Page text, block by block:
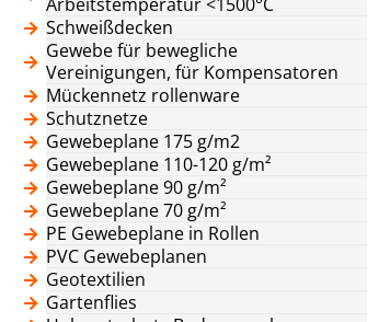
Schweißdecken
Gewebe für bewegliche
Vereinigungen, für Kompensatoren
Mückennetz rollenware
Schutznetze
Gewebeplane 175 g/m2
Gewebeplane 110-120 g/m²
Gewebeplane 90 g/m²
Gewebeplane 70 g/m²
PE Gewebeplane in Rollen
PVC Gewebeplanen
Geotextilien
Gartenflies